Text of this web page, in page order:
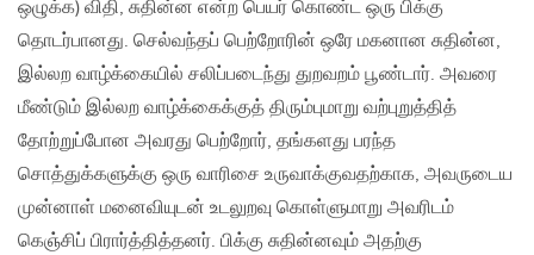
ஒழுக்க) விதி, சுதின்ன என்ற பெயர் கொண்ட ஒரு பிக்கு
தொடர்பானது. செல்வந்தப் பெற்றோரின் ஒரே மகனான சுதின்ன,
இல்லற வாழ்க்கையில் சலிப்படைந்து துறவறம் பூண்டார். அவரை
மீண்டும் இல்லற வாழ்க்கைக்குத் திரும்புமாறு வற்புறுத்தித்
தோற்றுப்போன அவரது பெற்றோர், தங்களது பரந்த
சொத்துக்களுக்கு ஒரு வாரிசை உருவாக்குவதற்காக, அவருடைய
முன்னாள் மனைவியுடன் உடலுறவு கொள்ளுமாறு அவரிடம்
கெஞ்சிப் பிரார்த்தித்தனர். பிக்கு சுதின்னவும் அதற்கு